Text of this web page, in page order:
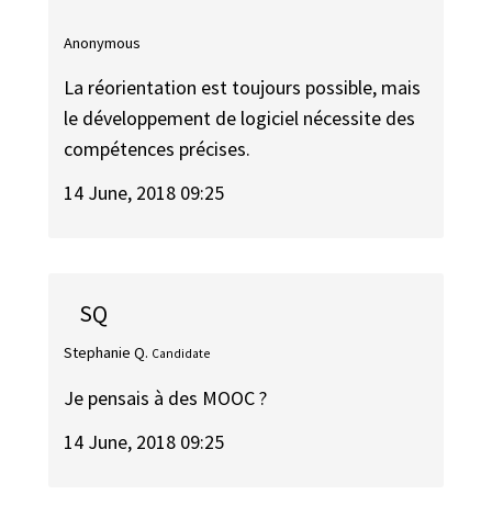
Anonymous
La réorientation est toujours possible, mais
le développement de logiciel nécessite des
compétences précises.
14 June, 2018 09:25
SQ
Stephanie Q. Candidate
Je pensais à des MOOC ?
14 June, 2018 09:25